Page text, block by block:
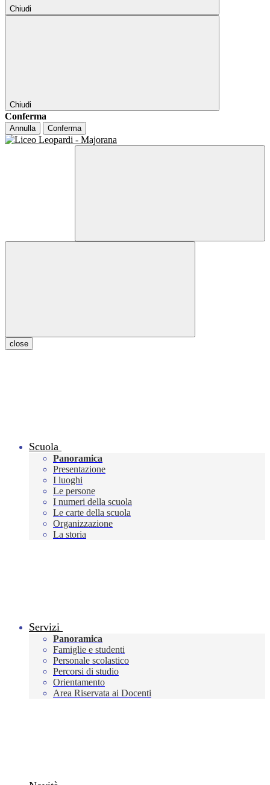
Chiudi
Chiudi
Conferma
Annulla Conferma
close
Scuola
Panoramica
Presentazione
I luoghi
Le persone
I numeri della scuola
Le carte della scuola
Organizzazione
La storia
Servizi
Panoramica
Famiglie e studenti
Personale scolastico
Percorsi di studio
Orientamento
Area Riservata ai Docenti